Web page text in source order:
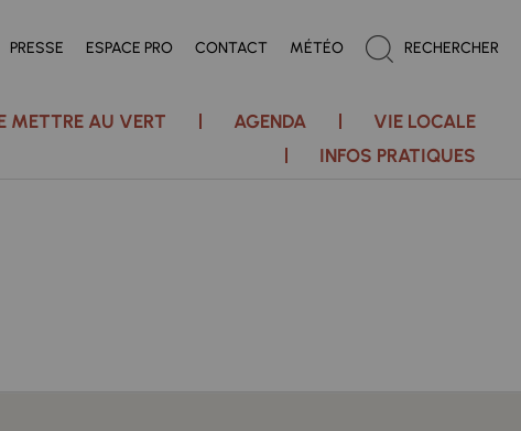
PRESSE ESPACE PRO CONTACT MÉTÉO RECHERCHER
METTRE AU VERT AGENDA
VIE LOCALE
INFOS PRATIQUES